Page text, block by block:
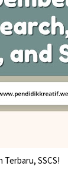
Terbaru, SSCS!